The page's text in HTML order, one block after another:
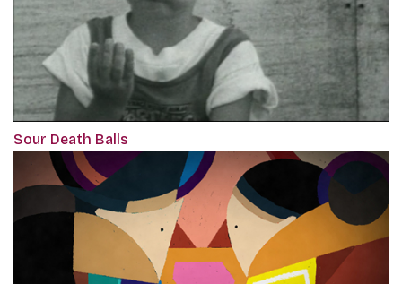
Sour Death Balls